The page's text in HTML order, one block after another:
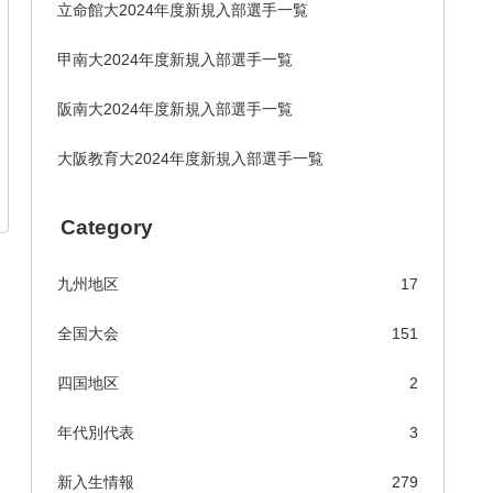
立命館大2024年度新規入部選手一覧
甲南大2024年度新規入部選手一覧
阪南大2024年度新規入部選手一覧
大阪教育大2024年度新規入部選手一覧
Category
九州地区 17
全国大会 151
四国地区 2
年代別代表 3
新入生情報 279